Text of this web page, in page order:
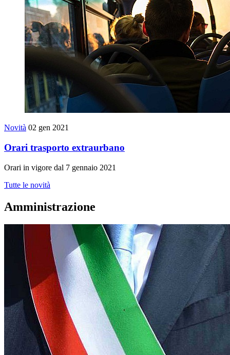
Novità 02 gen 2021
Orari trasporto extraurbano
Orari in vigore dal 7 gennaio 2021
Tutte le novità
Amministrazione